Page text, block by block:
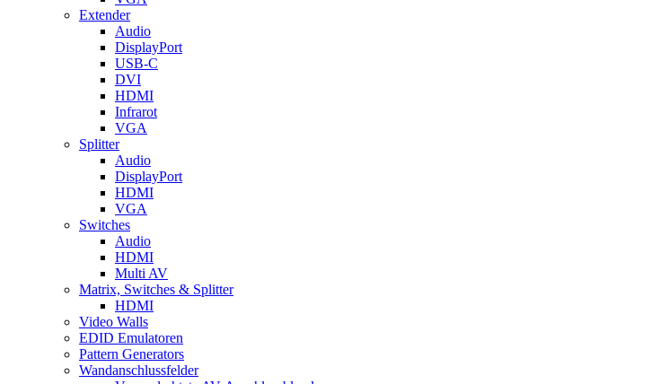
Extender
Audio
DisplayPort
USB-C
DVI
HDMI
Infrarot
VGA
Splitter
Audio
DisplayPort
HDMI
VGA
Switches
Audio
HDMI
Multi AV
Matrix, Switches & Splitter
HDMI
Video Walls
EDID Emulatoren
Pattern Generators
Wandanschlussfelder